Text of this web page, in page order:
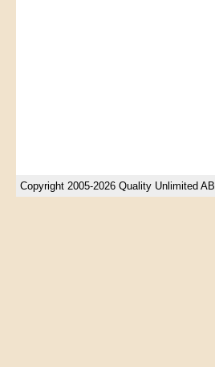
Copyright 2005-2026 Quality Unlimited AB